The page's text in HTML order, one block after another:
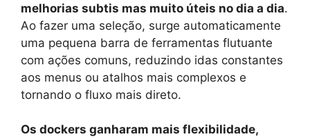
melhorias subtis mas muito úteis no dia a dia.
Ao fazer uma seleção, surge automaticamente
uma pequena barra de ferramentas flutuante
com ações comuns, reduzindo idas constantes
aos menus ou atalhos mais complexos e
tornando o fluxo mais direto.
Os dockers ganharam mais flexibilidade,